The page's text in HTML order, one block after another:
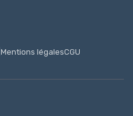
Mentions légalesCGU